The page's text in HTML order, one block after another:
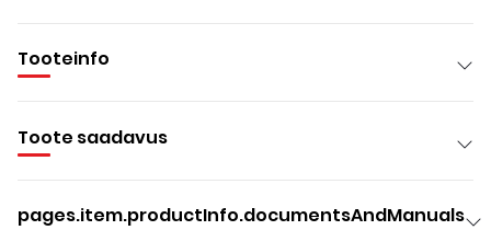
Tooteinfo
Toote saadavus
pages.item.productInfo.documentsAndManuals